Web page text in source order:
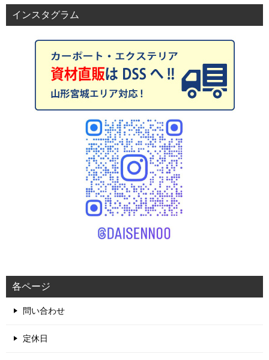
インスタグラム
各ページ
問い合わせ
定休日